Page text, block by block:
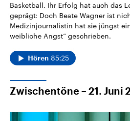
Basketball. Ihr Erfolg hat auch das
geprägt: Doch Beate Wagner ist
Medizinjournalistin hat sie jüngst
weibliche Angst“ geschrieben.
Hören 85:25
Zwischentöne – 21. Juni